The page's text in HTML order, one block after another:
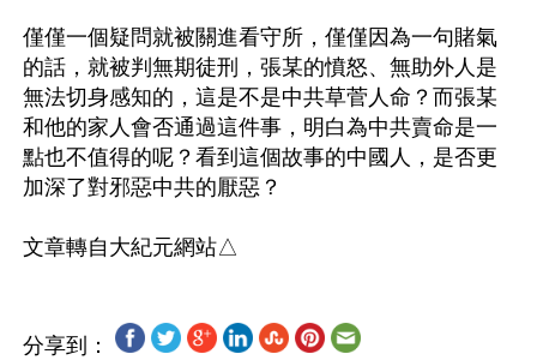
僅僅一個疑問就被關進看守所，僅僅因為一句賭氣
的話，就被判無期徒刑，張某的憤怒、無助外人是
無法切身感知的，這是不是中共草菅人命？而張某
和他的家人會否通過這件事，明白為中共賣命是一
點也不值得的呢？看到這個故事的中國人，是否更
加深了對邪惡中共的厭惡？
分享到：